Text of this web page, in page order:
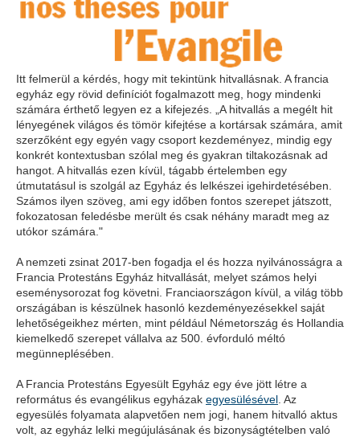
Itt felmerül a kérdés, hogy mit tekintünk hitvallásnak. A francia
egyház egy rövid definíciót fogalmazott meg, hogy mindenki
számára érthető legyen ez a kifejezés. „A hitvallás a megélt hit
lényegének világos és tömör kifejtése a kortársak számára, amit
szerzőként egy egyén vagy csoport kezdeményez, mindig egy
konkrét kontextusban szólal meg és gyakran tiltakozásnak ad
hangot. A hitvallás ezen kívül, tágabb értelemben egy
útmutatásul is szolgál az Egyház és lelkészei igehirdetésében.
Számos ilyen szöveg, ami egy időben fontos szerepet játszott,
fokozatosan feledésbe merült és csak néhány maradt meg az
utókor számára."
A nemzeti zsinat 2017-ben fogadja el és hozza nyilvánosságra a
Francia Protestáns Egyház hitvallását, melyet számos helyi
eseménysorozat fog követni. Franciaországon kívül, a világ több
országában is készülnek hasonló kezdeményezésekkel saját
lehetőségeikhez mérten, mint például Németország és Hollandia
kiemelkedő szerepet vállalva az 500. évforduló méltó
megünneplésében.
A Francia Protestáns Egyesült Egyház egy éve jött létre a
református és evangélikus egyházak egyesülésével . Az
egyesülés folyamata alapvetően nem jogi, hanem hitvalló aktus
volt, az egyház lelki megújulásának és bizonyságtételben való